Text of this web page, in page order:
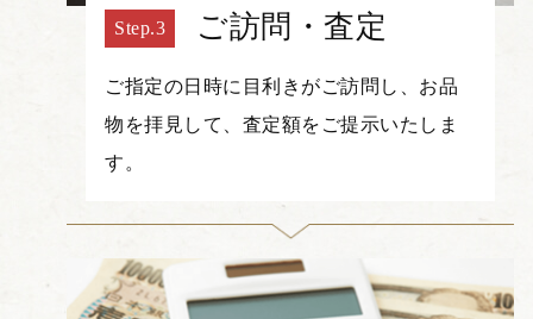
ご訪問・査定
ご指定の日時に目利きがご訪問し、お品
物を拝見して、査定額をご提示いたしま
す。